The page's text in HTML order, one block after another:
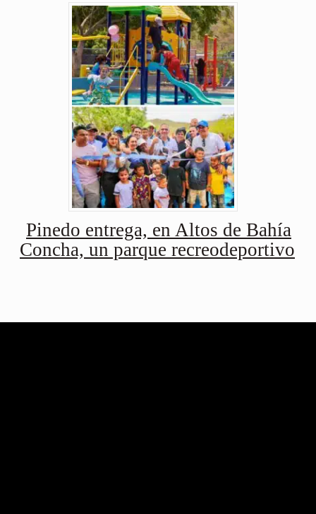
Pinedo entrega, en Altos de Bahía
Concha, un parque recreodeportivo